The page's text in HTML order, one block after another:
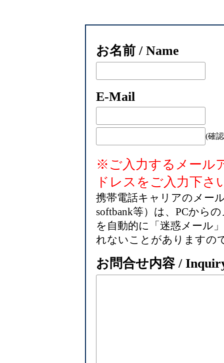
お名前 / Name
E-Mail
(確
※ご入力するメール
ドレスをご入力下
携帯電話キャリアのメー
softbank等）は、PCから
を自動的に「迷惑メール
れないことがありますの
お問合せ内容 /